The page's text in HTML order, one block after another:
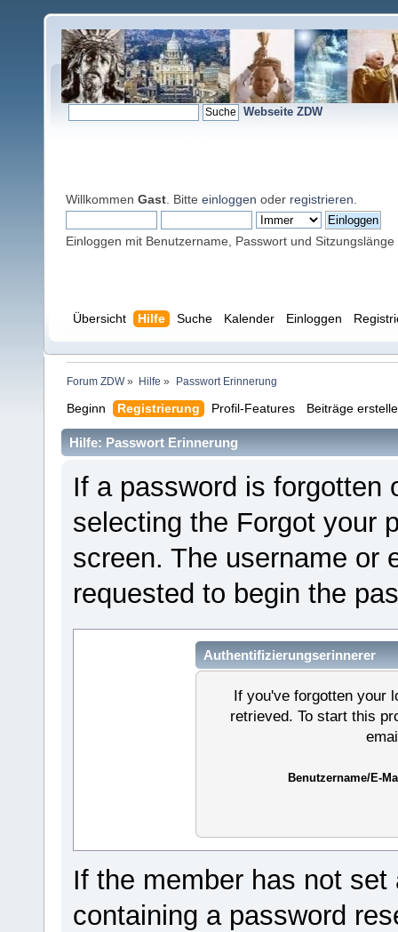
Webseite ZDW
Willkommen Gast . Bitte einloggen oder registrieren
Einloggen mit Benutzername, Passwort und Sitzungslänge
Übersicht Hilfe Suche Kalender Einloggen
Forum ZDW» Hilfe » Passwort Erinnerung
Beginn Registrierung Profil-Features Beiträge
Hilfe: Passwort Erinnerung
If a password is forgotten
selecting the Forgot your
screen. The username or
requested to begin the
Authentifizierungserinnerer
If you've forgotten your
retrieved. To start this
Benutzername/E-
If the member has not
containing a password